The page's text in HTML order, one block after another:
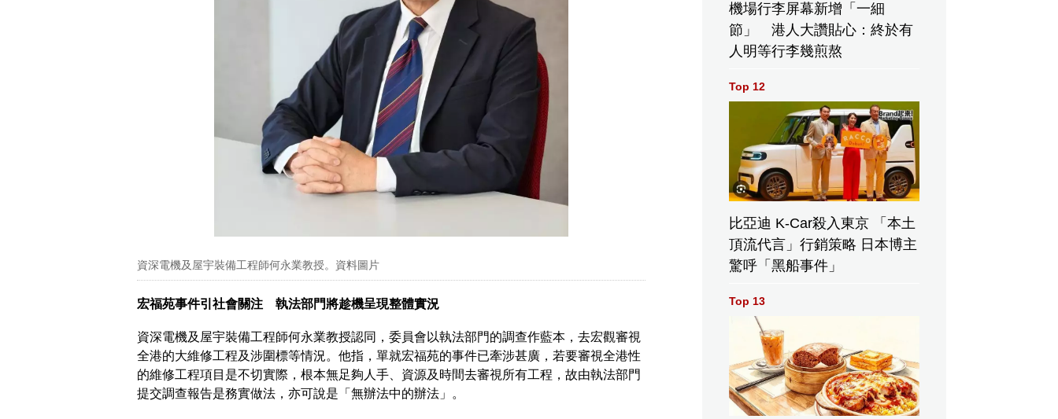
資深電機及屋宇裝備工程師何永業教授。資料圖片
宏福苑事件引社會關注 執法部門將趁機呈現整體實況
資深電機及屋宇裝備工程師何永業教授認同，委員會以執法部門的調查作藍本，去宏觀審視
全港的大維修工程及涉圍標等情況。他指，單就宏福苑的事件已牽涉甚廣，若要審視全港性
的維修工程項目是不切實際，根本無足夠人手、資源及時間去審視所有工程，故由執法部門
提交調查報告是務實做法，亦可說是「無辦法中的辦法」。
機場行李屏幕新增「一細
節」 港人大讚貼心：終於有
人明等行李幾煎熬
Top 12
比亞迪 K-Car殺入東京 「本土
頂流代言」行銷策略 日本博主
驚呼「黑船事件」
Top 13